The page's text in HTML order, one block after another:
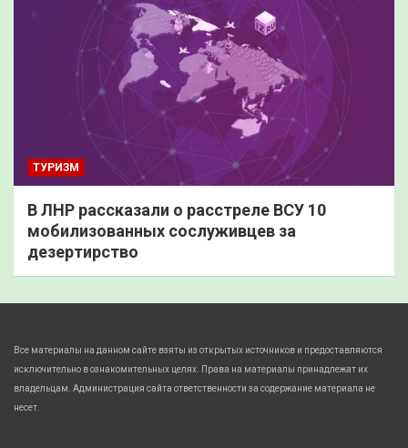
ТУРИЗМ
В ЛНР рассказали о расстреле ВСУ 10
мобилизованных сослуживцев за
дезертирство
Все материалы на данном сайте взяты из открытых источников и предоставляются
исключительно в ознакомительных целях. Права на материалы принадлежат их
владельцам. Администрация сайта ответственности за содержание материала не
несет.